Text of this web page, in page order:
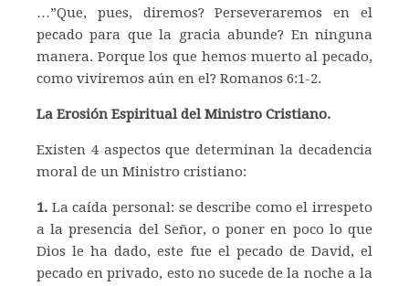
…”Que, pues, diremos? Perseveraremos en el
pecado para que la gracia abunde? En ninguna
manera. Porque los que hemos muerto al pecado,
como viviremos aún en el? Romanos 6:1-2.
La Erosión Espiritual del Ministro Cristiano.
Existen 4 aspectos que determinan la decadencia
moral de un Ministro cristiano:
1. La caída personal: se describe como el irrespeto
a la presencia del Señor, o poner en poco lo que
Dios le ha dado, este fue el pecado de David, el
pecado en privado, esto no sucede de la noche a la